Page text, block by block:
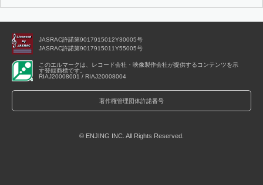
JASRAC許諾第9017915012Y30005号
JASRAC許諾第9017915011Y55005号
このエルマークは、レコード会社・映像製作会社が提供するコンテンツを示
す登録商標です。
RIAJ20008001 / RIAJ20008004
著作権管理団体許諾番号
© ENJING INC. All Rights Reserved.